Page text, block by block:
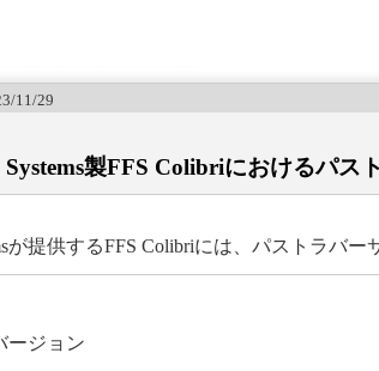
11/29
製FFS Colibriにおけるパス
が提供するFFS Colibriには、パストラバー
ージョン